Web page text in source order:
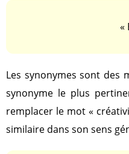
«
Les synonymes sont des
synonyme le plus
remplacer le mot «
similaire dans son sens